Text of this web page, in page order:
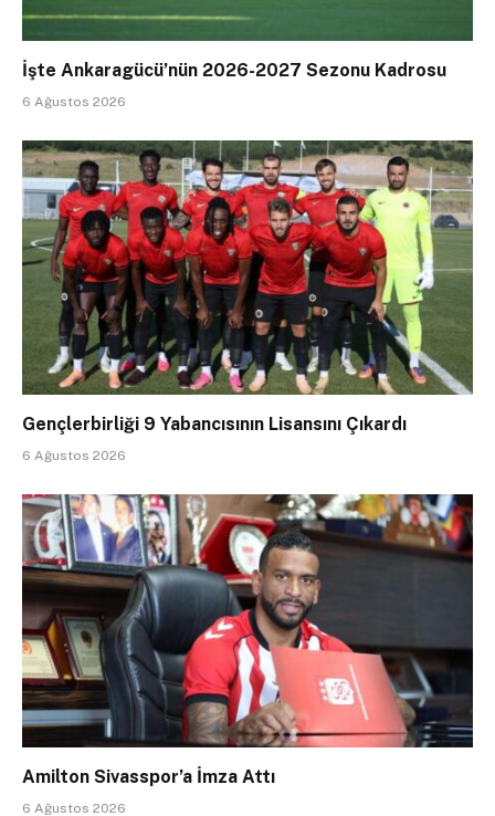
İşte Ankaragücü’nün 2026-2027 Sezonu Kadrosu
6 Ağustos 2026
Gençlerbirliği 9 Yabancısının Lisansını Çıkardı
6 Ağustos 2026
Amilton Sivasspor’a İmza Attı
6 Ağustos 2026